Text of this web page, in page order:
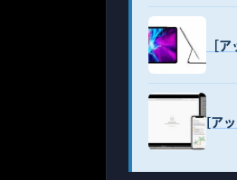
［
[ア